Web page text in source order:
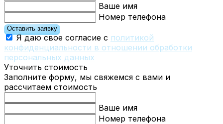
Ваше имя
Номер телефона
Оставить заявку
Я даю свое согласие с политикой
конфиденциальности в отношении обработки
персональных данных
Уточнить стоимость
Заполните форму, мы свяжемся с вами и
рассчитаем стоимость
Ваше имя
Номер телефона